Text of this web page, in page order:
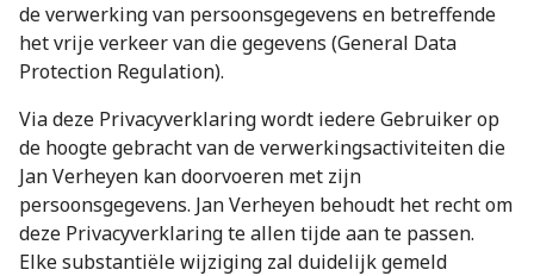
de verwerking van persoonsgegevens en betreffende
het vrije verkeer van die gegevens (General Data
Protection Regulation).
Via deze Privacyverklaring wordt iedere Gebruiker op
de hoogte gebracht van de verwerkingsactiviteiten die
Jan Verheyen kan doorvoeren met zijn
persoonsgegevens. Jan Verheyen behoudt het recht om
deze Privacyverklaring te allen tijde aan te passen.
Elke substantiële wijziging zal duidelijk gemeld